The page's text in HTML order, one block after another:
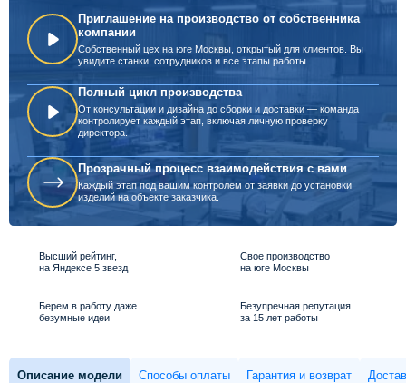
Приглашение на производство от собственника
компании
Собственный цех на юге Москвы, открытый для клиентов. Вы
увидите станки, сотрудников и все этапы работы.
Полный цикл производства
От консультации и дизайна до сборки и доставки — команда
контролирует каждый этап, включая личную проверку
директора.
Прозрачный процесс взаимодействия с вами
Каждый этап под вашим контролем от заявки до установки
изделий на объекте заказчика.
Высший рейтинг,
на Яндексе 5 звезд
Свое производство
на юге Москвы
Берем в работу даже
безумные идеи
Безупречная репутация
за 15 лет работы
Описание модели Способы оплаты Гарантия и возврат